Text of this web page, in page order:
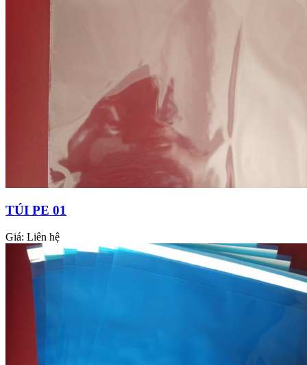
TÚI PE 01
Giá: Liên hệ